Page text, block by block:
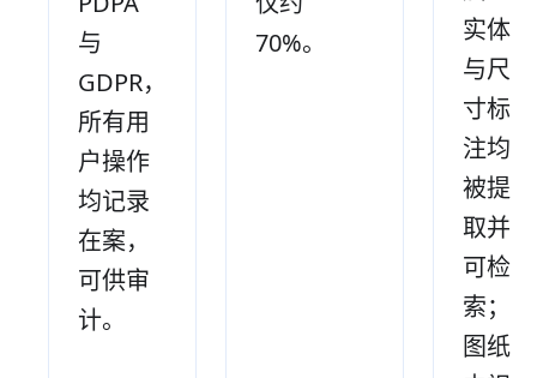
与
GDPR，
所有用
户操作
均记录
在案，
可供审
计。
70%。
实体
与尺
寸标
注均
被提
取并
可检
索；
图纸